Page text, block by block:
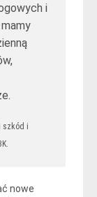
i
szkód i
nowe